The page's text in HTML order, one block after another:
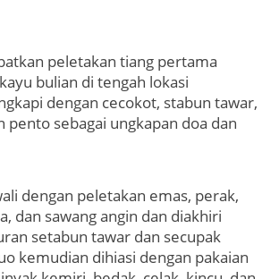
peletakan tiang pertama
bulian di tengah lokasi
dengan cecokot, stabun tawar,
pento sebagai ungkapan doa dan
dengan peletakan emas, perak,
dan sawang angin dan diakhiri
setabun tawar dan secupak
kemudian dihiasi dengan pakaian